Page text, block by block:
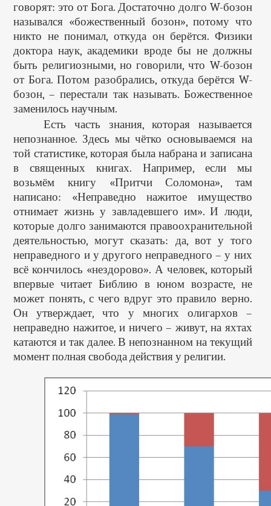
говорят: это от Бога. Достаточно долго W-бозон
назывался «божественный бозон», потому что
никто не понимал, откуда он берётся. Физики
доктора наук, академики вроде бы не должны
быть религиозными, но говорили, что W-бозон
от Бога. Потом разобрались, откуда берётся W-
бозон, – перестали так называть. Божественное
заменилось научным.
Есть часть знания, которая называется
непознанное. Здесь мы чётко основываемся на
той статистике, которая была набрана и записана
в священных книгах. Например, если мы
возьмём книгу «Притчи Соломона», там
написано: «Неправедно нажитое имущество
отнимает жизнь у завладевшего им». И люди,
которые долго занимаются правоохранительной
деятельностью, могут сказать: да, вот у того
неправедного и у другого неправедного – у них
всё кончилось «нездорово». А человек, который
впервые читает Библию в юном возрасте, не
может понять, с чего вдруг это правило верно.
Он утверждает, что у многих олигархов –
неправедно нажитое, и ничего – живут, на яхтах
катаются и так далее. В непознанном на текущий
момент полная свобода действия у религии.